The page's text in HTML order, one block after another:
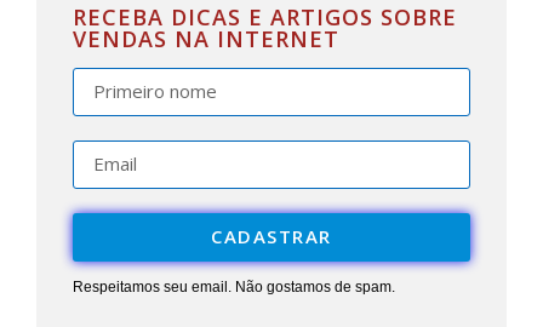
RECEBA DICAS E ARTIGOS SOBRE
VENDAS NA INTERNET
CADASTRAR
Respeitamos seu email. Não gostamos de spam.